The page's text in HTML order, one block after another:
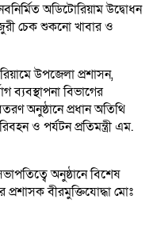
অডিটোরিয়াম উদ্বোধন
চেক শুকনো খাবার ও
উপজেলা প্রশাসন,
বিভাগের
অনুষ্ঠানে প্রধান অতিথি
ও পর্যটন প্রতিমন্ত্রী এম.
অনুষ্ঠানে বিশেষ
প্রশাসক বীরমুক্তিযোদ্ধা মোঃ